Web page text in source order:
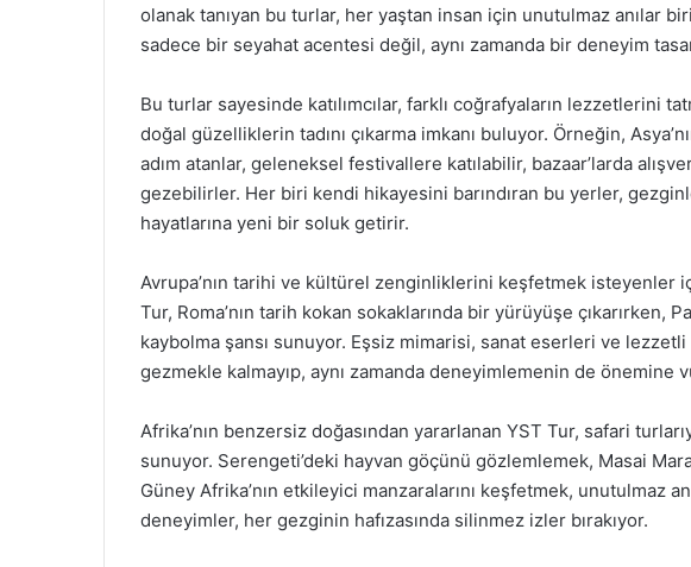
olanak tanıyan bu turlar, her yaştan insan için unutulmaz anılar
sadece bir seyahat acentesi değil, aynı zamanda bir deneyim
Bu turlar sayesinde katılımcılar, farklı coğrafyaların lezzetlerini
doğal güzelliklerin tadını çıkarma imkanı buluyor. Örneğin,
adım atanlar, geleneksel festivallere katılabilir, bazaar’larda
gezebilirler. Her biri kendi hikayesini barındıran bu yerler,
hayatlarına yeni bir soluk getirir.
Avrupa’nın tarihi ve kültürel zenginliklerini keşfetmek isteyenler
Tur, Roma’nın tarih kokan sokaklarında bir yürüyüşe çıkarırken,
kaybolma şansı sunuyor. Eşsiz mimarisi, sanat eserleri ve
gezmekle kalmayıp, aynı zamanda deneyimlemenin de önemine
Afrika’nın benzersiz doğasından yararlanan YST Tur, safari
sunuyor. Serengeti’deki hayvan göçünü gözlemlemek, Masai
Güney Afrika’nın etkileyici manzaralarını keşfetmek, unutulmaz
deneyimler, her gezginin hafızasında silinmez izler bırakıyor.